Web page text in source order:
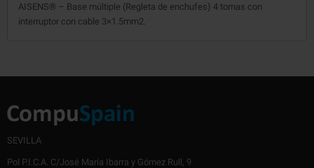
AISENS® – Base múltiple (Regleta de enchufes) 4 tomas con
interruptor con cable 3×1.5mm2.
SEVILLA
Pol P.I.C.A. C/José María Ibarra y Gómez Rull, 9